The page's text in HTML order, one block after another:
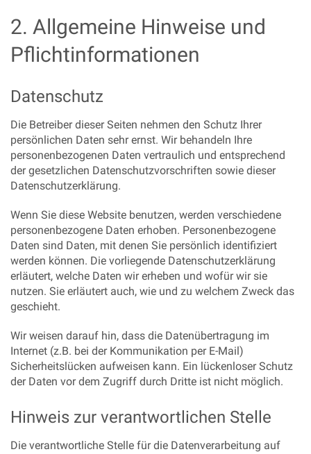
2. Allgemeine Hinweise und
Pflichtinformationen
Datenschutz
Die Betreiber dieser Seiten nehmen den Schutz Ihrer
persönlichen Daten sehr ernst. Wir behandeln Ihre
personenbezogenen Daten vertraulich und entsprechend
der gesetzlichen Datenschutzvorschriften sowie dieser
Datenschutzerklärung.
Wenn Sie diese Website benutzen, werden verschiedene
personenbezogene Daten erhoben. Personenbezogene
Daten sind Daten, mit denen Sie persönlich identifiziert
werden können. Die vorliegende Datenschutzerklärung
erläutert, welche Daten wir erheben und wofür wir sie
nutzen. Sie erläutert auch, wie und zu welchem Zweck das
geschieht.
Wir weisen darauf hin, dass die Datenübertragung im
Internet (z.B. bei der Kommunikation per E-Mail)
Sicherheitslücken aufweisen kann. Ein lückenloser Schutz
der Daten vor dem Zugriff durch Dritte ist nicht möglich.
Hinweis zur verantwortlichen Stelle
Die verantwortliche Stelle für die Datenverarbeitung auf